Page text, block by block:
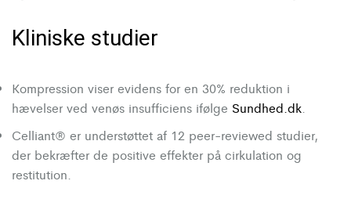
Kliniske studier
Kompression viser evidens for en 30% reduktion i
hævelser ved venøs insufficiens ifølge Sundhed.dk
Celliant® er understøttet af 12 peer-reviewed studier,
der bekræfter de positive effekter på cirkulation og
restitution.